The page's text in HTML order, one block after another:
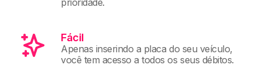
Fácil
Apenas inserindo a placa do seu veículo,
você tem acesso a todos os seus débitos.